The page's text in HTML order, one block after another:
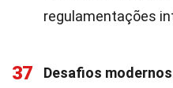
regulamentações
37 Desafios